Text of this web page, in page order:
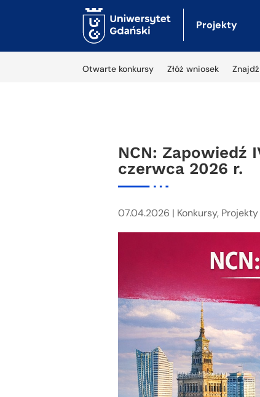
Projekty
Otwarte konkursy Złóż wniosek
NCN: Zapowiedź
czerwca 2026 r.
07.04.2026 | Konkursy, Projekty